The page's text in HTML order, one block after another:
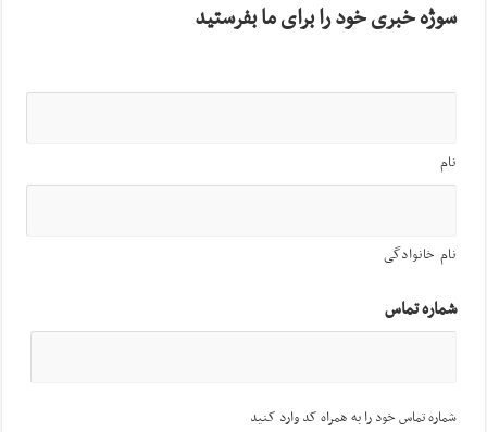
سوژه خبری خود را برای ما بفرستید
نام
نام خانوادگی
شماره تماس
شماره تماس خود را به همراه کد وارد کنید